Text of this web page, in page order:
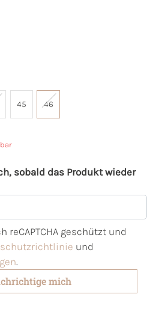
45 46
sobald das Produkt wieder
reCAPTCHA geschützt und
und
.
mich